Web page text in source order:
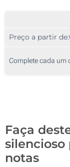
100
250
Preço a partir de:
Complete cada um
Faça
silencioso
notas